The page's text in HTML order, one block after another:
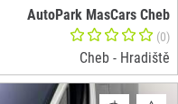
AutoPark MasCars Cheb
(0)
Cheb - Hradiště